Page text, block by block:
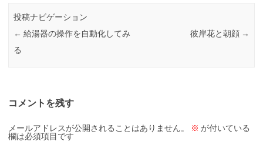
投稿ナビゲーション
← 給湯器の操作を自動化してみ
る
彼岸花と朝顔 →
コメントを残す
メールアドレスが公開されることはありません。 ※ が付いている
欄は必須項目です